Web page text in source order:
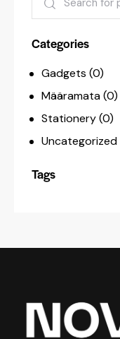
Categories
Gadgets (0)
Määramata (0)
Stationery (0)
Uncategorized
Tags